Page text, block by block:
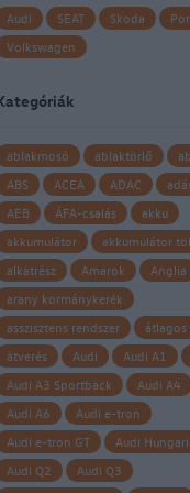
Audi SEAT Skoda
Volkswagen
ablakmosó ablaktörlő
ABS
ACEA ADAC
AEB
ÁFA-csalás
akku
akkumulátor
akkumulátor
alkatrész
Amarok
Anglia
arany kormánykerék
asszisztens rendszer
átverés
Audi Audi A1
Audi A3 Sportback
Audi A4
Audi A6
Audi e-tron
Audi e-tron GT
Audi
Audi Q2
Audi Q3